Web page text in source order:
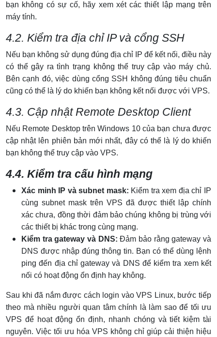
bạn không có sự cố, hãy xem xét các thiết lập mạng trên
máy tính.
4.2. Kiểm tra địa chỉ IP và cổng SSH
Nếu bạn không sử dụng đúng địa chỉ IP để kết nối, điều này
có thể gây ra tình trạng không thể truy cập vào máy chủ.
Bên cạnh đó, việc dùng cổng SSH không đúng tiêu chuẩn
cũng có thể là lý do khiến bạn không kết nối được với VPS.
4.3. Cập nhật Remote Desktop Client
Nếu Remote Desktop trên Windows 10 của bạn chưa được
cập nhật lên phiên bản mới nhất, đây có thể là lý do khiến
bạn không thể truy cập vào VPS.
4.4. Kiểm tra cấu hình mạng
Xác minh IP và subnet mask: Kiểm tra xem địa chỉ IP
cùng subnet mask trên VPS đã được thiết lập chính
xác chưa, đồng thời đảm bảo chúng không bị trùng với
các thiết bị khác trong cùng mạng.
Kiểm tra gateway và DNS: Đảm bảo rằng gateway và
DNS được nhập đúng thông tin. Bạn có thể dùng lệnh
ping đến địa chỉ gateway và DNS để kiểm tra xem kết
nối có hoạt động ổn định hay không.
Sau khi đã nắm được cách login vào VPS Linux, bước tiếp
theo mà nhiều người quan tâm chính là làm sao để tối ưu
VPS để hoạt động ổn định, nhanh chóng và tiết kiệm tài
nguyên. Việc tối ưu hóa VPS không chỉ giúp cải thiện hiệu